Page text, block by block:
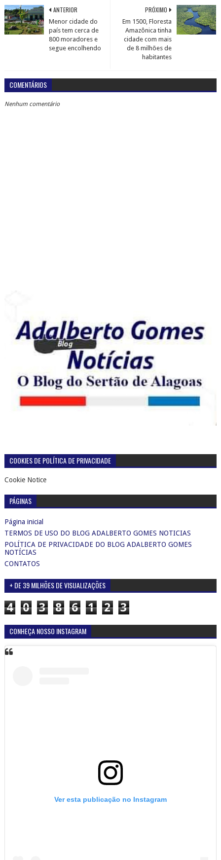
PRÓXIMO
Em 1500, Floresta
Amazônica tinha
cidade com mais
de 8 milhões de
habitantes
ANTERIOR
Menor cidade do
país tem cerca de
800 moradores e
segue encolhendo
COMENTÁRIOS
Nenhum comentário
COOKIES DE POLÍTICA DE PRIVACIDADE
Cookie Notice
PÁGINAS
Página inicial
TERMOS DE USO DO BLOG ADALBERTO GOMES NOTICIAS
POLÍTICA DE PRIVACIDADE DO BLOG ADALBERTO GOMES
NOTÍCIAS
CONTATOS
+ DE 39 MILHÕES DE VISUALIZAÇÕES
4 0 3 8 6 1 2 3
CONHEÇA NOSSO INSTAGRAM
Ver esta publicação no Instagram